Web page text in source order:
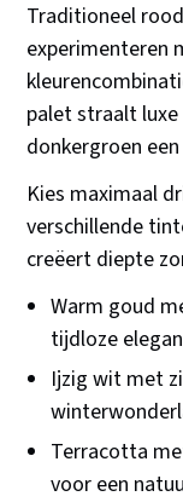
Traditioneel
experimenteren
palet straalt
donkergroen
Kies maximaal
verschillende
creëert diepte
Warm goud
tijdloze
Ijzig wit met
Terracotta
voor een